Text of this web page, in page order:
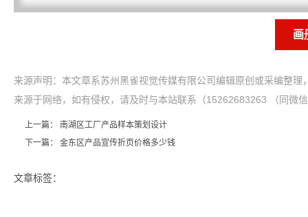
画
来源声明：本文章系苏州黑雀视觉传媒有限公司编辑原创或采编整
来源于网络，如有侵权，请及时与本站联系（15262683263 （同微
上一篇：
南湖区工厂产品样本策划设计
下一篇： 金东区产品宣传折页价格多少钱
文章标签：